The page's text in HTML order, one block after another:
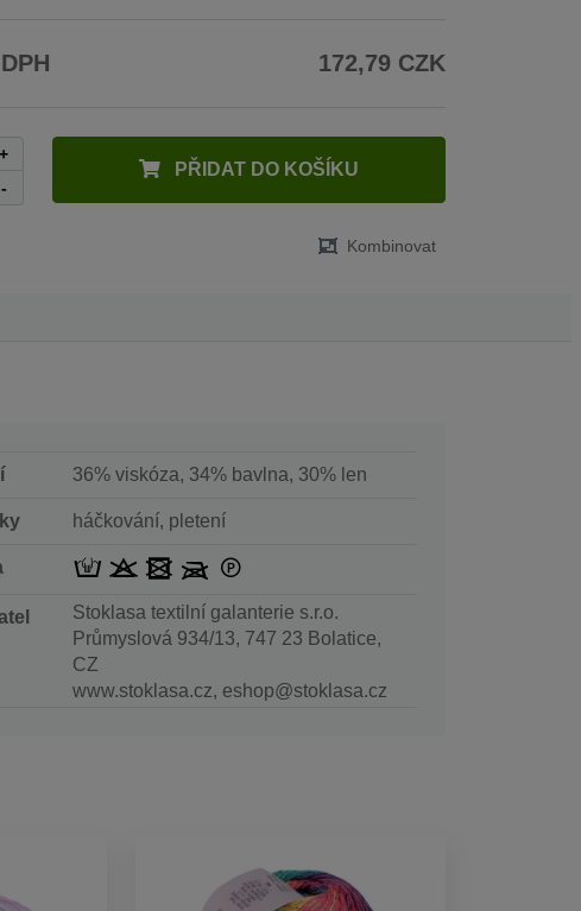
172,79 CZK
+
-
PŘIDAT DO KOŠÍKU
Kombinovat
36% viskóza, 34% bavlna, 30% len
háčkování, pletení
Stoklasa textilní galanterie s.r.o.
Průmyslová 934/13, 747 23 Bolatice,
CZ
www.stoklasa.cz, eshop@stoklasa.cz